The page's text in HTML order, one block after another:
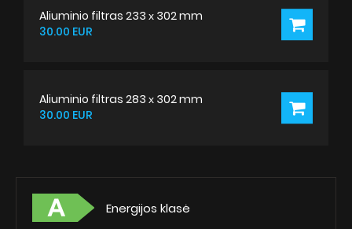
Aliuminio filtras 233 х 302 mm
30.00 EUR
Aliuminio filtras 283 х 302 mm
30.00 EUR
Energijos klasė